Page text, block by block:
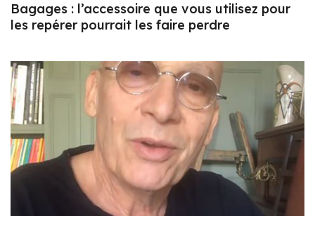
Bagages : l’accessoire que vous utilisez pour
les repérer pourrait les faire perdre